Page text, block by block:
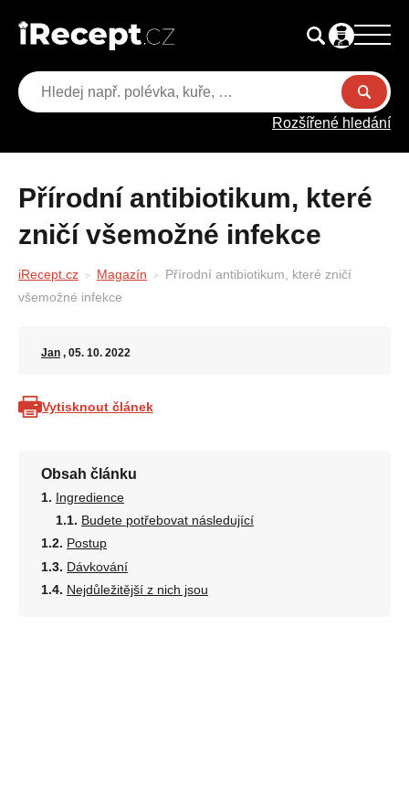
Rozšířené hledání
Přírodní antibiotikum, které
zničí všemožné infekce
iRecept.cz Magazín
Přírodní antibiotikum, které zničí
všemožné infekce
Jan , 05. 10. 2022
Vytisknout článek
Obsah článku
Ingredience
Budete potřebovat následující
Postup
Dávkování
Nejdůležitější z nich jsou